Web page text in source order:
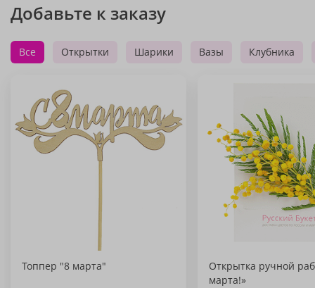
Добавьте к заказу
Все Открытки Шарики Вазы Клубника
Топпер "8 марта"
Открытка ручной
марта!»